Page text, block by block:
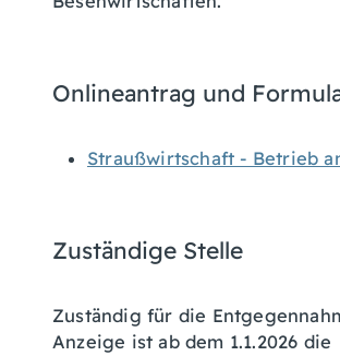
Onlineantrag und
Straußwirtschaft - Betrieb
Zuständige Stelle
Zuständig für die
Anzeige ist ab dem 1.1.2026 die